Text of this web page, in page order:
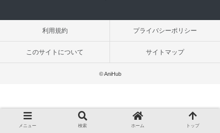
利用規約 プライバシーポリシー
このサイトについて サイトマップ
© AniHub
メニュー 検索 ホーム トップ